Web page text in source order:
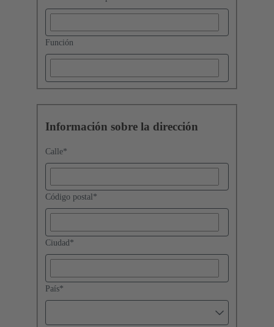
Función
Información sobre la dirección
Calle*
Código postal *
Ciudad *
País*